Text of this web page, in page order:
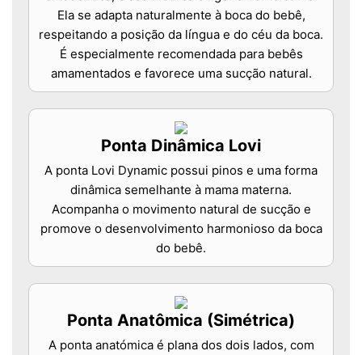
Ela se adapta naturalmente à boca do bebê,
respeitando a posição da língua e do céu da boca.
É especialmente recomendada para bebês
amamentados e favorece uma sucção natural.
Ponta Dinâmica Lovi
A ponta Lovi Dynamic possui pinos e uma forma
dinâmica semelhante à mama materna.
Acompanha o movimento natural de sucção e
promove o desenvolvimento harmonioso da boca
do bebê.
Ponta Anatômica (Simétrica)
A ponta anatómica é plana dos dois lados, com